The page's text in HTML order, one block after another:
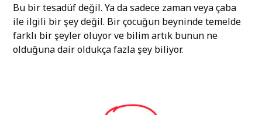
Bu bir tesadüf değil. Ya da sadece zaman veya çaba
ile ilgili bir şey değil. Bir çocuğun beyninde temelde
farklı bir şeyler oluyor ve bilim artık bunun ne
olduğuna dair oldukça fazla şey biliyor.